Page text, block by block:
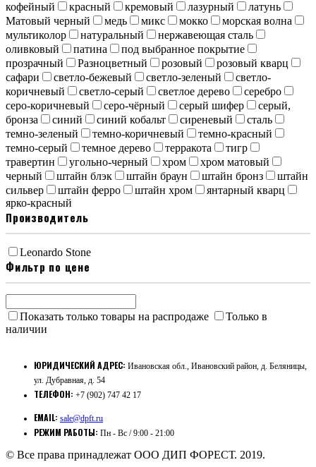
кофейный
красный кремовый лазурный
латунь
Матовый черный
медь микс мокко
морская волна
мультиколор
натуральный
нержавеющая сталь
оливковый
патина
под выбранное покрытие
прозрачный
Разноцветный розовый
розовый кварц
сафари
светло-бежевый светло-зеленый
светло-
коричневый
светло-серый светлое дерево
серебро
серо-коричневый
серо-чёрный серый шифер
серый,
бронза
синий синий кобальт сиреневый
сталь
темно-зеленый
темно-коричневый
темно-красный
темно-серый
темное дерево терракота
тигр
травертин
угольно-черный хром
хром матовый
черный
штайн блэк штайн браун штайн бронз
штайн
сильвер
штайн ферро штайн хром
янтарный кварц
ярко-красный
Производитель
Leonardo Stone
Фильтр по цене
Показать только товары на распродаже
Только в
наличии
ЮРИДИЧЕСКИЙ АДРЕС: Ивановская обл., Ивановский район, д. Беляницы,
ул. Дубравная, д. 54
ТЕЛЕФОН: +7 (902) 747 42 17
EMAIL: sale@dpft.ru
РЕЖИМ РАБОТЫ: Пн - Вс / 9:00 - 21:00
© Все права принадлежат ООО ДИП ФОРЕСТ. 2019.